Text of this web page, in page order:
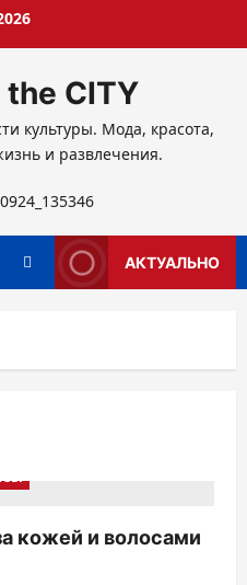
the CITY
культуры. Мода, красота,
и развлечения.
АКТУАЛЬНО
кожей и волосами